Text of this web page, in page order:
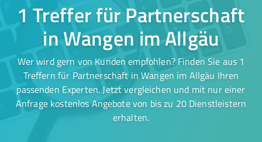
1 Treffer für Partnerschaft
in Wangen im Allgäu
Wer wird gern von Kunden empfohlen? Finden Sie aus 1
Treffern für Partnerschaft in Wangen im Allgäu Ihren
passenden Experten. Jetzt vergleichen und mit nur einer
Anfrage kostenlos Angebote von bis zu 20 Dienstleistern
erhalten.